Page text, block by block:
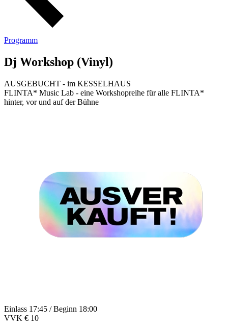
Programm
Dj Workshop (Vinyl)
AUSGEBUCHT - im KESSELHAUS
FLINTA* Music Lab - eine Workshopreihe für alle FLINTA*
hinter, vor und auf der Bühne
Einlass 17:45 / Beginn 18:00
VVK € 10